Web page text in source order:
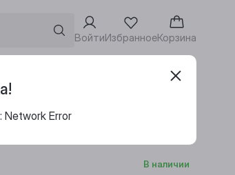
ВойтиИзбранноеКорзина
Адреса винотек
В наличии
Network Error